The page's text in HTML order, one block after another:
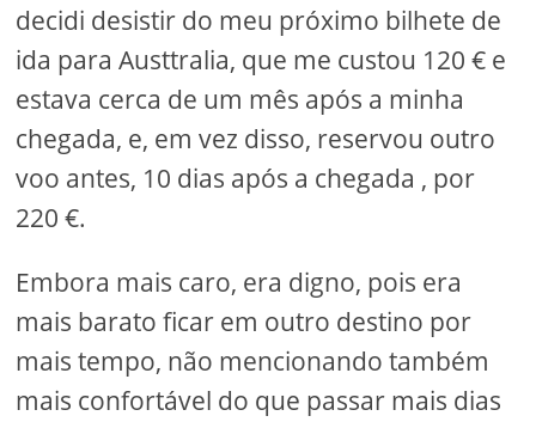
decidi desistir do meu próximo bilhete de
ida para Austtralia, que me custou 120 € e
estava cerca de um mês após a minha
chegada, e, em vez disso, reservou outro
voo antes, 10 dias após a chegada , por
220 €.
Embora mais caro, era digno, pois era
mais barato ficar em outro destino por
mais tempo, não mencionando também
mais confortável do que passar mais dias